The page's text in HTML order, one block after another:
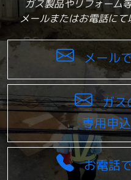
ガス製品やリフォーム
メールまたはお電話にて
メール
ガス
専用申
お電話